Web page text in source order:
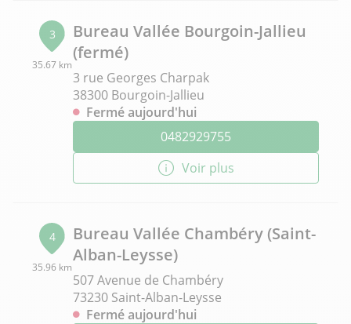
3
35.67 km
Bureau Vallée Bourgoin-Jallieu
(fermé)
3 rue Georges Charpak
38300 Bourgoin-Jallieu
Fermé aujourd'hui
0482929755
Voir plus
4
35.96 km
Bureau Vallée Chambéry (Saint-
Alban-Leysse)
507 Avenue de Chambéry
73230 Saint-Alban-Leysse
Fermé aujourd'hui